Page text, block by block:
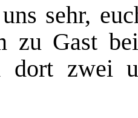
sehr,
zu Gast
dort zwei